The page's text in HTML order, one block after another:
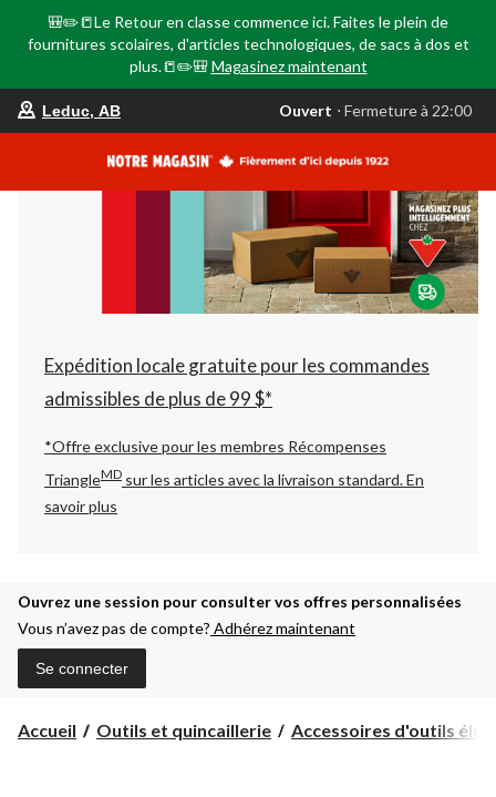
🎒✏️📒Le Retour en classe commence ici. Faites le plein de
fournitures scolaires, d'articles technologiques, de sacs à dos et
plus.📒✏️🎒 Magasinez maintenant
votre
est
AB,
Ouvert,
Fermeture
à
22:00
changer
Leduc, AB Ouvert ⋅ Fermeture à 22:00
Expédition locale gratuite pour les commandes
admissibles de plus de 99 $*
*Offre exclusive pour les membres Récompenses
TriangleMD sur les articles avec la livraison standard.En
savoir plus
Ouvrez une session pour consulter vos offres personnalisées
Vous n’avez pas de compte? Adhérez maintenant
Se connecter
Accueil Outils et quincaillerie Accessoires d'outils